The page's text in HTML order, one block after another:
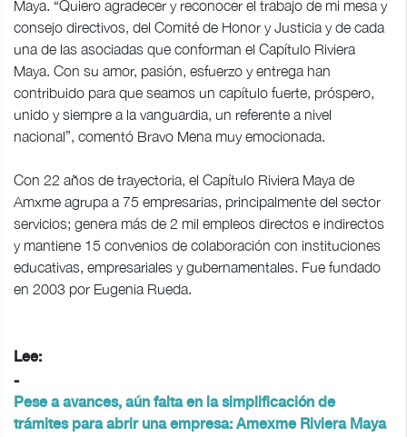
Maya. “Quiero agradecer y reconocer el trabajo de mi mesa y
consejo directivos, del Comité de Honor y Justicia y de cada
una de las asociadas que conforman el Capítulo Riviera
Maya. Con su amor, pasión, esfuerzo y entrega han
contribuido para que seamos un capítulo fuerte, próspero,
unido y siempre a la vanguardia, un referente a nivel
nacional”, comentó Bravo Mena muy emocionada.
Con 22 años de trayectoria, el Capítulo Riviera Maya de
Amxme agrupa a 75 empresarias, principalmente del sector
servicios; genera más de 2 mil empleos directos e indirectos
y mantiene 15 convenios de colaboración con instituciones
educativas, empresariales y gubernamentales. Fue fundado
en 2003 por Eugenia Rueda.
Lee:
-
Pese a avances, aún falta en la simplificación de
trámites para abrir una empresa: Amexme Riviera Maya